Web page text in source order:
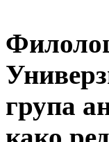
група